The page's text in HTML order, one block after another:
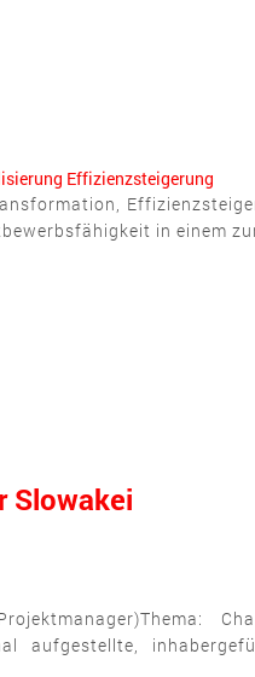
Effizienzsteigerung
in einem
Slowakei
aufgestellte,